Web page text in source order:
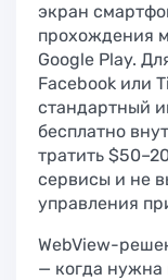
экран
прохождения
Google Play.
Facebook или
стандартный
бесплатно
тратить
сервисы и не
управления
WebView-
— когда нужна